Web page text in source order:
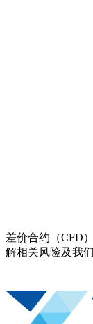
差价合约（CFD
解相关风险及我